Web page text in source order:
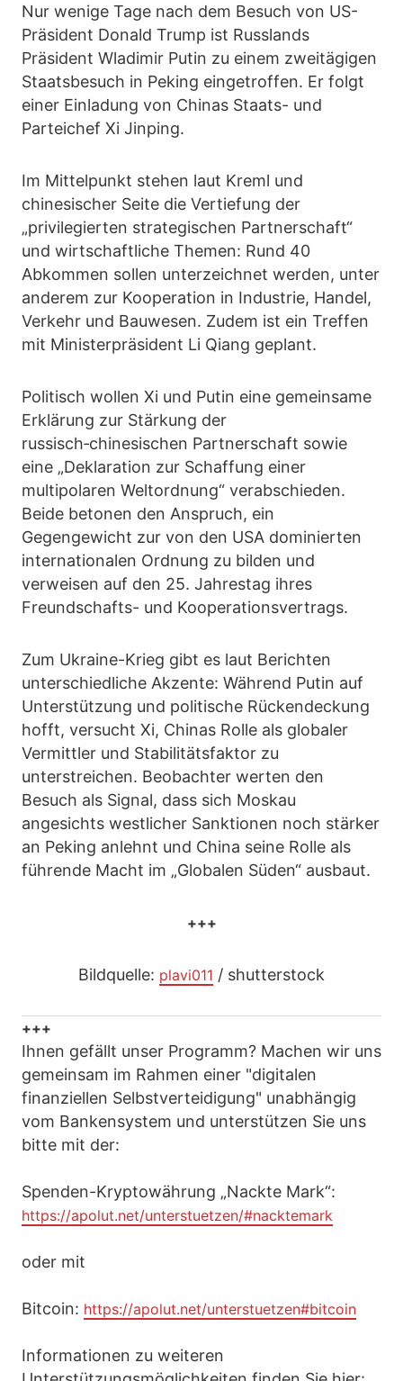
Nur wenige Tage nach dem Besuch von US-
Präsident Donald Trump ist Russlands
Präsident Wladimir Putin zu einem zweitägigen
Staatsbesuch in Peking eingetroffen. Er folgt
einer Einladung von Chinas Staats- und
Parteichef Xi Jinping.
Im Mittelpunkt stehen laut Kreml und
chinesischer Seite die Vertiefung der
„privilegierten strategischen Partnerschaft“
und wirtschaftliche Themen: Rund 40
Abkommen sollen unterzeichnet werden, unter
anderem zur Kooperation in Industrie, Handel,
Verkehr und Bauwesen. Zudem ist ein Treffen
mit Ministerpräsident Li Qiang geplant.
Politisch wollen Xi und Putin eine gemeinsame
Erklärung zur Stärkung der
russisch‑chinesischen Partnerschaft sowie
eine „Deklaration zur Schaffung einer
multipolaren Weltordnung“ verabschieden.
Beide betonen den Anspruch, ein
Gegengewicht zur von den USA dominierten
internationalen Ordnung zu bilden und
verweisen auf den 25. Jahrestag ihres
Freundschafts- und Kooperationsvertrags.
Zum Ukraine-Krieg gibt es laut Berichten
unterschiedliche Akzente: Während Putin auf
Unterstützung und politische Rückendeckung
hofft, versucht Xi, Chinas Rolle als globaler
Vermittler und Stabilitätsfaktor zu
unterstreichen. Beobachter werten den
Besuch als Signal, dass sich Moskau
angesichts westlicher Sanktionen noch stärker
an Peking anlehnt und China seine Rolle als
führende Macht im „Globalen Süden“ ausbaut.
+++
Bildquelle: plavi011 / shutterstock
+++
Ihnen gefällt unser Programm? Machen wir uns
gemeinsam im Rahmen einer "digitalen
finanziellen Selbstverteidigung" unabhängig
vom Bankensystem und unterstützen Sie uns
bitte mit der:
Spenden-Kryptowährung „Nackte Mark“:
https://apolut.net/unterstuetzen/#nacktemark
oder mit
Bitcoin: https://apolut.net/unterstuetzen#bitcoin
Informationen zu weiteren